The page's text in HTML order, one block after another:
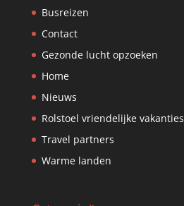
Busreizen
Contact
Gezonde lucht opzoeken
Home
Nieuws
Rolstoel vriendelijke vakanties
Travel partners
Warme landen